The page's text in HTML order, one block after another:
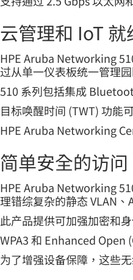
云管理和 IoT 就
HPE Aruba Networking
过从单一仪表板统一管理
510 系列包括集成
目标唤醒时间 (TWT) 功能
HPE Aruba Networking
简单安全的访问
HPE Aruba Networking
理错综复杂的静态 VLAN
此产品提供可加强加密和
WPA3 和 Enhanced Open
为了增强设备保障，这些